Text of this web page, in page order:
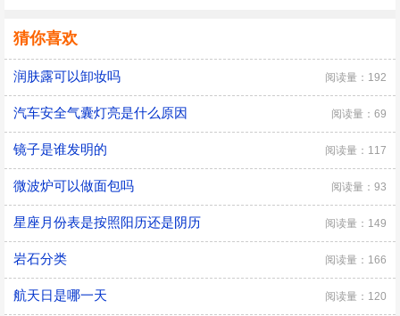
猜你喜欢
润肤露可以卸妆吗 阅读量：192
汽车安全气囊灯亮是什么原因 阅读量：69
镜子是谁发明的 阅读量：117
微波炉可以做面包吗 阅读量：93
星座月份表是按照阳历还是阴历 阅读量：149
岩石分类 阅读量：166
航天日是哪一天 阅读量：120